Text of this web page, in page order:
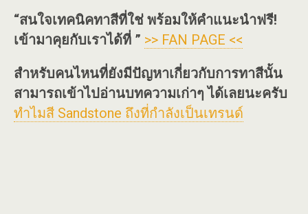
“สนใจเทคนิคทาสีที่ใช่ พร้อมให้คำแนะนำฟรี!
เข้ามาคุยกับเราได้ที่ ” >> FAN PAGE <<
สำหรับคนไหนที่ยังมีปัญหาเกี่ยวกับการทาสีนั้น
สามารถเข้าไปอ่านบทความเก่าๆ ได้เลยนะครับ
ทำไมสี Sandstone ถึงที่กำลังเป็นเทรนด์